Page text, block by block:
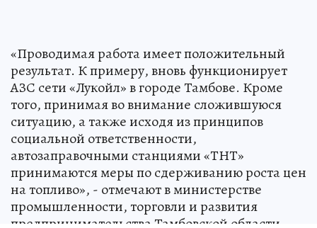
«Проводимая работа имеет положительный
результат. К примеру, вновь функционирует
АЗС сети «Лукойл» в городе Тамбове. Кроме
того, принимая во внимание сложившуюся
ситуацию, а также исходя из принципов
социальной ответственности,
автозаправочными станциями «ТНТ»
принимаются меры по сдерживанию роста цен
на топливо», - отмечают в министерстве
промышленности, торговли и развития
предпринимательства Тамбовской области.